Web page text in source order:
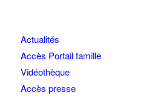
Actualités
Accès Portail famille
Vidéothèque
Accès presse